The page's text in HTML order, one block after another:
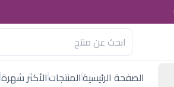
الصفحة الرئيسيةالمنتجاتالأكثر شهرة